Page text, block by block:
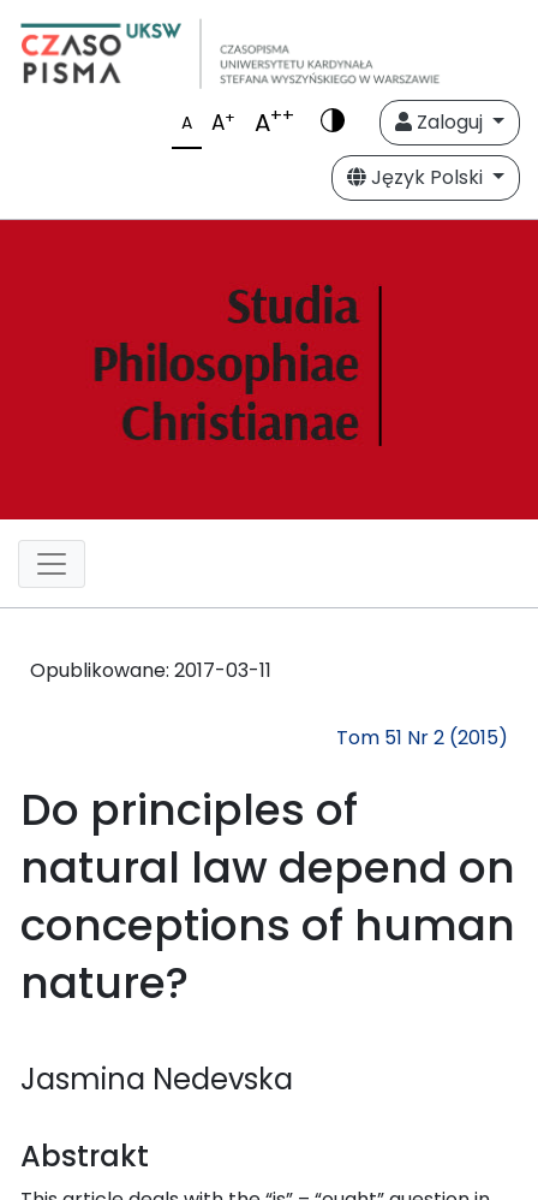
A A+ A++
Zaloguj
Język Polski
Opublikowane: 2017-03-11
Tom 51 Nr 2 (2015)
Do principles of
natural law depend on
conceptions of human
nature?
Jasmina Nedevska
Abstrakt